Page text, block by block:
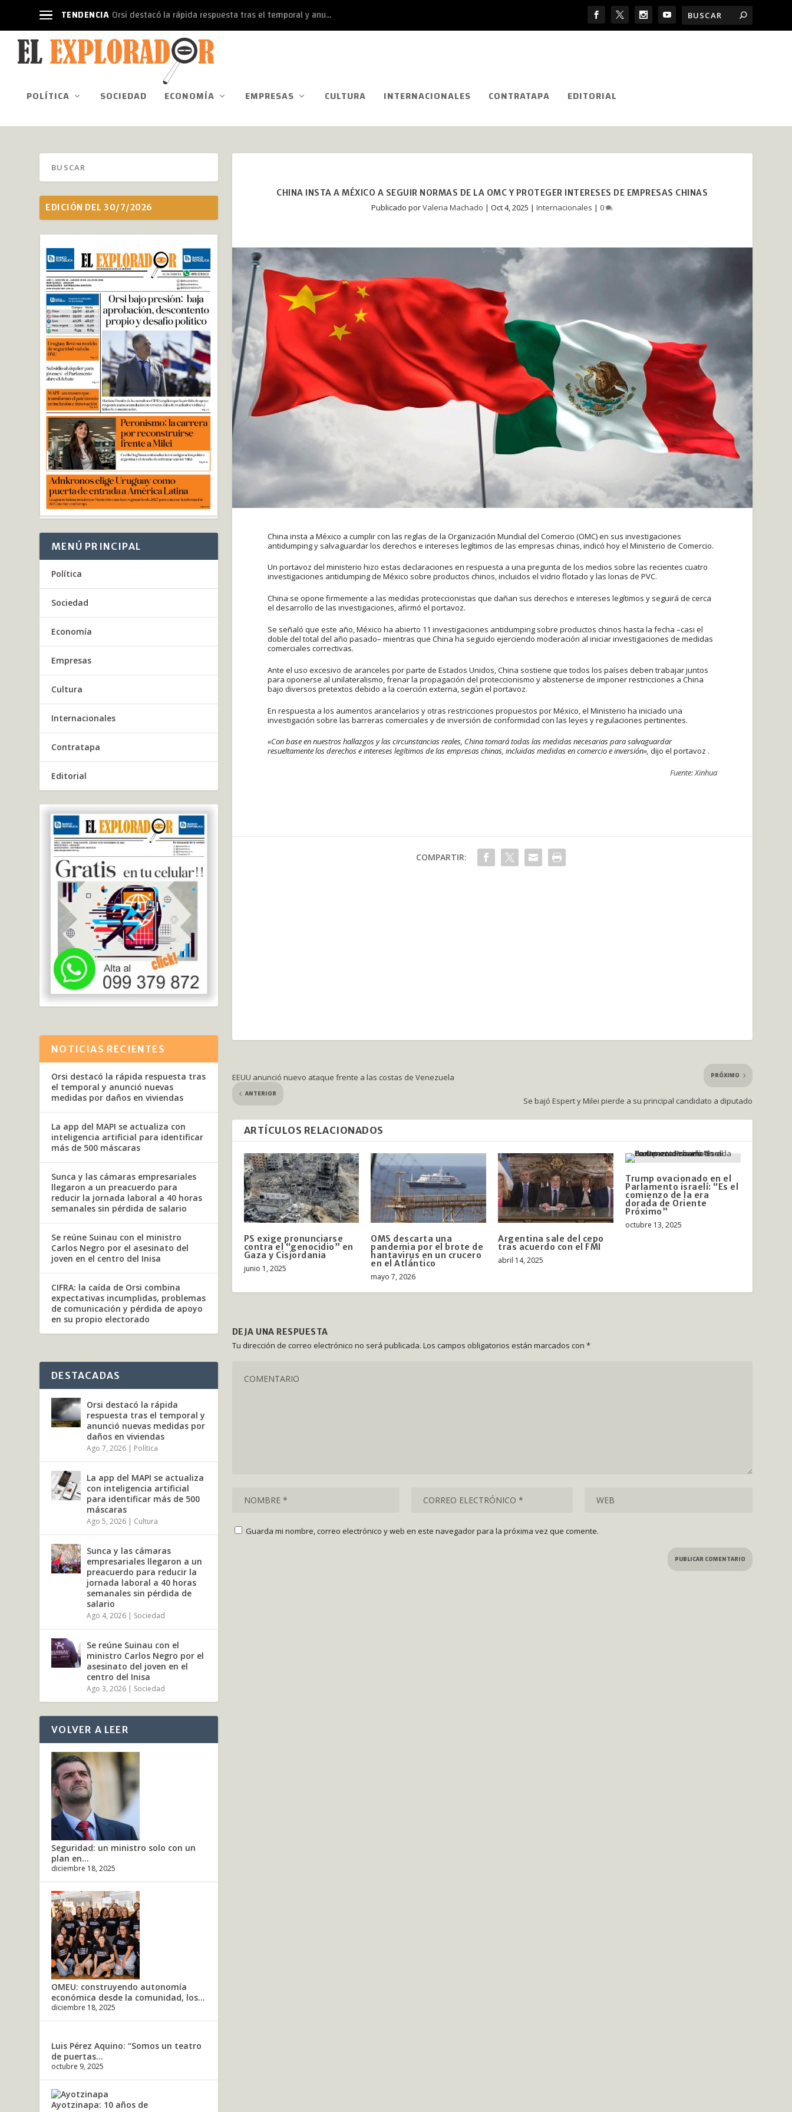
TENDENCIA Orsi destacó la rápida respuesta tras el temporal y anu...
POLÍTICA SOCIEDAD ECONOMÍA EMPRESAS CULTURA INTERNACIONALES CONTRATAPA EDITORIAL
CHINA INSTA A MÉXICO A SEGUIR NORMAS DE LA OMC Y PROTEGER INTERESES DE EMPRESAS CHINAS
Publicado porValeria Machado |Oct 4, 2025 |Internacionales |0
China insta a México a cumplir con las reglas de la Organización Mundial del Comercio (OMC) en sus investigaciones
antidumping y salvaguardar los derechos e intereses legítimos de las empresas chinas, indicó hoy el Ministerio de Comercio.
Un portavoz del ministerio hizo estas declaraciones en respuesta a una pregunta de los medios sobre las recientes cuatro
investigaciones antidumping de México sobre productos chinos, incluidos el vidrio flotado y las lonas de PVC.
China se opone firmemente a las medidas proteccionistas que dañan sus derechos e intereses legítimos y seguirá de cerca
el desarrollo de las investigaciones, afirmó el portavoz.
Se señaló que este año, México ha abierto 11 investigaciones antidumping sobre productos chinos hasta la fecha –casi el
doble del total del año pasado– mientras que China ha seguido ejerciendo moderación al iniciar investigaciones de medidas
comerciales correctivas.
Ante el uso excesivo de aranceles por parte de Estados Unidos, China sostiene que todos los países deben trabajar juntos
para oponerse al unilateralismo, frenar la propagación del proteccionismo y abstenerse de imponer restricciones a China
bajo diversos pretextos debido a la coerción externa, según el portavoz.
En respuesta a los aumentos arancelarios y otras restricciones propuestos por México, el Ministerio ha iniciado una
investigación sobre las barreras comerciales y de inversión de conformidad con las leyes y regulaciones pertinentes.
«Con base en nuestros hallazgos y las circunstancias reales, China tomará todas las medidas necesarias para salvaguardar
resueltamente los derechos e intereses legítimos de las empresas chinas, incluidas medidas en comercio e inversión», dijo el portavoz .
Fuente: Xinhua
COMPARTIR:
EEUU anunció nuevo ataque frente a las costas de Venezuela
ANTERIOR
PRÓXIMO
Se bajó Espert y Milei pierde a su principal candidato a diputado
ARTÍCULOS RELACIONADOS
PS exige pronunciarse
contra el “genocidio” en
Gaza y Cisjordania
junio 1, 2025
OMS descarta una
pandemia por el brote de
hantavirus en un crucero
en el Atlántico
mayo 7, 2026
Argentina sale del cepo
tras acuerdo con el FMI
abril 14, 2025
Trump ovacionado en el
Parlamento israelí: “Es el
comienzo de la era
dorada de Oriente
Próximo”
octubre 13, 2025
DEJA UNA RESPUESTA
Tu dirección de correo electrónico no será publicada. Los campos obligatorios están marcados con *
Guarda mi nombre, correo electrónico y web en este navegador para la próxima vez que comente.
EDICIÓN DEL 30/7/2026
MENÚ PRINCIPAL
Política
Sociedad
Economía
Empresas
Cultura
Internacionales
Contratapa
Editorial
NOTICIAS RECIENTES
Orsi destacó la rápida respuesta tras
el temporal y anunció nuevas
medidas por daños en viviendas
La app del MAPI se actualiza con
inteligencia artificial para identificar
más de 500 máscaras
Sunca y las cámaras empresariales
llegaron a un preacuerdo para
reducir la jornada laboral a 40 horas
semanales sin pérdida de salario
Se reúne Suinau con el ministro
Carlos Negro por el asesinato del
joven en el centro del Inisa
CIFRA: la caída de Orsi combina
expectativas incumplidas, problemas
de comunicación y pérdida de apoyo
en su propio electorado
DESTACADAS
Orsi destacó la rápida
respuesta tras el temporal y
anunció nuevas medidas por
daños en viviendas
Ago 7, 2026 | Política
La app del MAPI se actualiza
con inteligencia artificial
para identificar más de 500
máscaras
Ago 5, 2026 | Cultura
Sunca y las cámaras
empresariales llegaron a un
preacuerdo para reducir la
jornada laboral a 40 horas
semanales sin pérdida de
salario
Ago 4, 2026 | Sociedad
Se reúne Suinau con el
ministro Carlos Negro por el
asesinato del joven en el
centro del Inisa
Ago 3, 2026 | Sociedad
VOLVER A LEER
Seguridad: un ministro solo con un
plan en...
diciembre 18, 2025
OMEU: construyendo autonomía
económica desde la comunidad, los...
diciembre 18, 2025
Luis Pérez Aquino: “Somos un teatro
de puertas...
octubre 9, 2025
Ayotzinapa: 10 años de